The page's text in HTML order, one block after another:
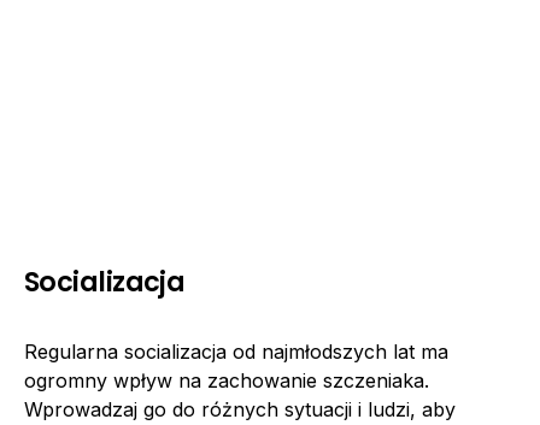
Socializacja
Regularna socializacja od najmłodszych lat ma
ogromny wpływ na zachowanie szczeniaka.
Wprowadzaj go do różnych sytuacji i ludzi, aby